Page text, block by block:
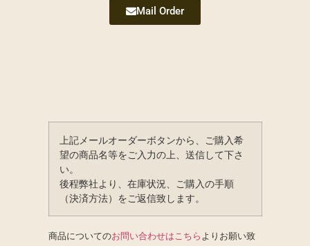
Mail Order
上記メールオーダーボタンから、ご購入希
望の商品名等をご入力の上、送信して下さ
い。
後程弊社より、在庫状況、ご購入の手順
（決済方法）をご返信致します。
商品についてのお問い合わせはこちらよりお願い致